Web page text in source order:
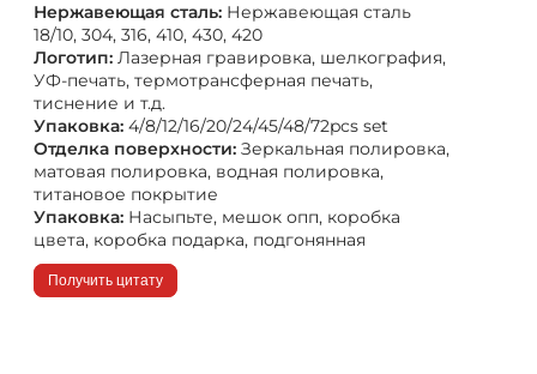
Нержавеющая сталь: Нержавеющая сталь
18/10, 304, 316, 410, 430, 420
Логотип: Лазерная гравировка, шелкография,
УФ-печать, термотрансферная печать,
тиснение и т.д.
Упаковка: 4/8/12/16/20/24/45/48/72pcs set
Отделка поверхности: Зеркальная полировка,
матовая полировка, водная полировка,
титановое покрытие
Упаковка: Насыпьте, мешок опп, коробка
цвета, коробка подарка, подгонянная
Получить цитату